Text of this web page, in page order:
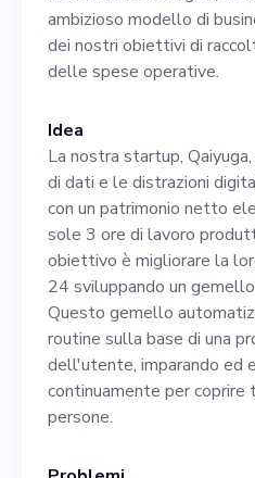
sarebbe
nostro
preparazione
Sono
interessato ai
una solida
intelligenza
sicurezza dei
una profonda
del mercato
me, saresti
processo
ambizioso modello di
dei nostri obiettivi di
delle spese operative.
Idea
La nostra startup,
di dati e le distrazioni
con un patrimonio netto
sole 3 ore di lavoro
obiettivo è migliorare la
24 sviluppando un
Questo gemello
routine sulla base di una
dell'utente, imparando ed
continuamente per
persone.